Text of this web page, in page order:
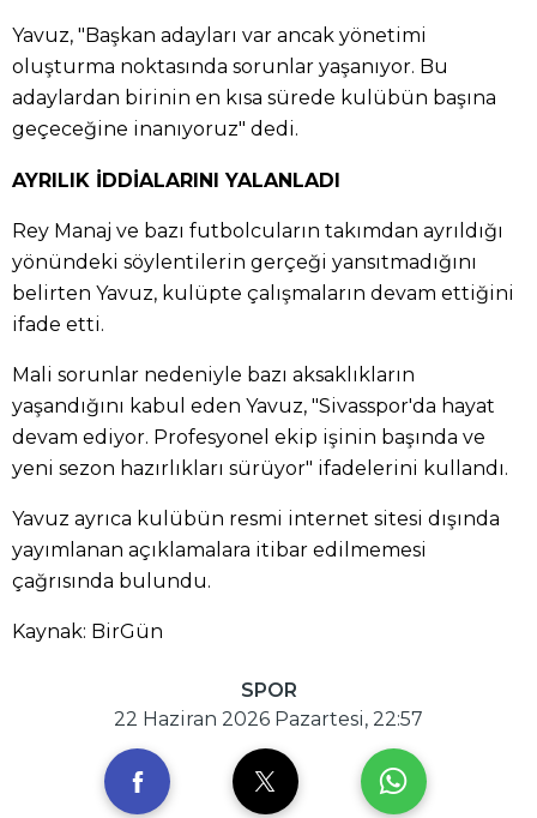
Yavuz, "Başkan adayları var ancak yönetimi
oluşturma noktasında sorunlar yaşanıyor. Bu
adaylardan birinin en kısa sürede kulübün başına
geçeceğine inanıyoruz" dedi.
AYRILIK İDDİALARINI YALANLADI
Rey Manaj ve bazı futbolcuların takımdan ayrıldığı
yönündeki söylentilerin gerçeği yansıtmadığını
belirten Yavuz, kulüpte çalışmaların devam ettiğini
ifade etti.
Mali sorunlar nedeniyle bazı aksaklıkların
yaşandığını kabul eden Yavuz, "Sivasspor'da hayat
devam ediyor. Profesyonel ekip işinin başında ve
yeni sezon hazırlıkları sürüyor" ifadelerini kullandı.
Yavuz ayrıca kulübün resmi internet sitesi dışında
yayımlanan açıklamalara itibar edilmemesi
çağrısında bulundu.
Kaynak: BirGün
SPOR
22 Haziran 2026 Pazartesi, 22:57